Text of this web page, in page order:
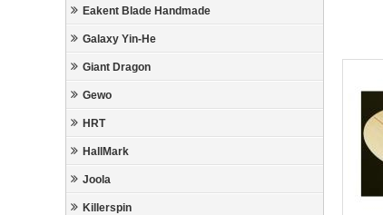
Eakent Blade Handmade
Galaxy Yin-He
Giant Dragon
Gewo
HRT
HallMark
Joola
Killerspin